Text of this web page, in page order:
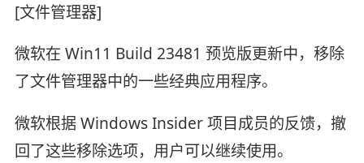
[文件管理器]
微软在 Win11 Build 23481 预览版更新中，移除
了文件管理器中的一些经典应用程序。
微软根据 Windows Insider 项目成员的反馈，撤
回了这些移除选项，用户可以继续使用。